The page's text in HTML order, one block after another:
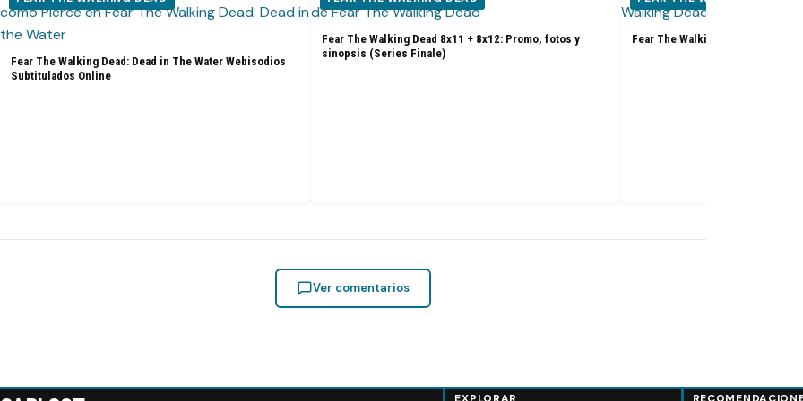
Fear The Walking Dead: Dead in The Water Webisodios
Subtitulados Online
Fear The Walking Dead 8x11 + 8x12: Promo, fotos y
sinopsis (Series Finale)
Fear The Walking Dead 8x10:
Ver comentarios
EXPLORAR